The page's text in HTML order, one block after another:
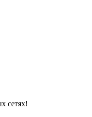
сетях!